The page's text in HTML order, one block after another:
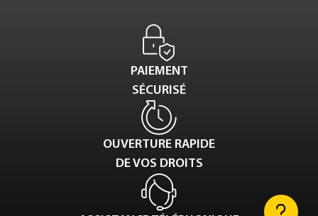
PAIEMENT
SÉCURISÉ
OUVERTURE RAPIDE
DE VOS DROITS